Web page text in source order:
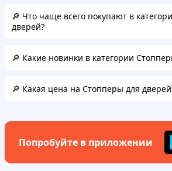
🔎 Что чаще всего покупают в
дверей?
🔎 Какие новинки в категории
🔎 Какая цена на Стопперы для
Попробуйте в приложении